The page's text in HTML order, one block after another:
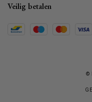
Veilig betalen
©